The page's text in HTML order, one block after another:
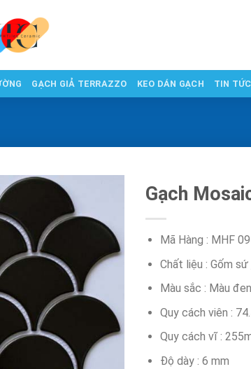
GẠCH GIẢ TERRAZZO KEO DÁN GẠCH TIN TỨC
Gạch
Mã Hàng : MHF 09
Chất liệu : Gốm
Màu sắc : Màu
Quy cách viên :
Quy cách vĩ :
Độ dày : 6 mm